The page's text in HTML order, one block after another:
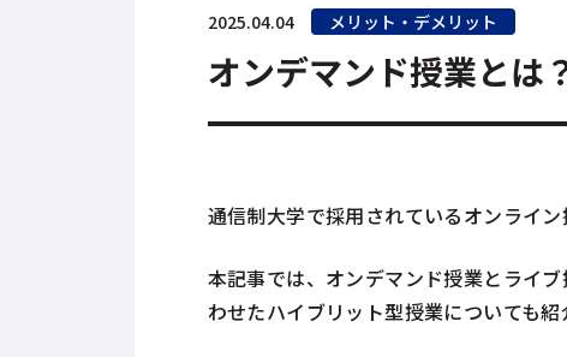
2025.04.04 メリット・デメリット
オンデマンド授業とは
通信制大学で採用されているオンライ
本記事では、オンデマンド授業とライ
わせたハイブリット型授業についても紹